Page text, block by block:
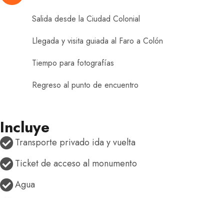
Salida desde la Ciudad Colonial
Llegada y visita guiada al Faro a Colón
Tiempo para fotografías
Regreso al punto de encuentro
Incluye
Transporte privado ida y vuelta
Ticket de acceso al monumento
Agua